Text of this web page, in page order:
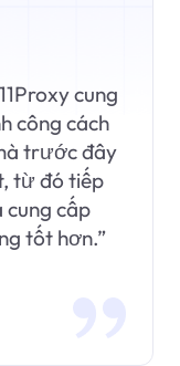
cung
công cách
trước đây
từ đó tiếp
cung cấp
tốt hơn.”